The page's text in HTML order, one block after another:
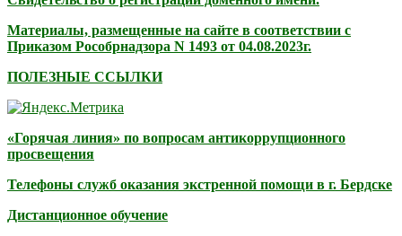
Материалы, размещенные на сайте в соответствии с
Приказом Рособрнадзора N 1493 от 04.08.2023г.
ПОЛЕЗНЫЕ ССЫЛКИ
«Горячая линия» по вопросам антикоррупционного
просвещения
Телефоны служб оказания экстренной помощи в г. Бердске
Дистанционное обучение